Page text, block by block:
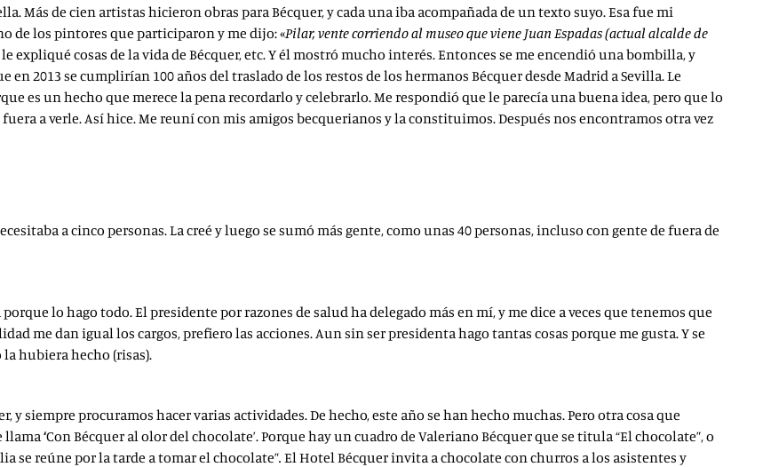
Más de cien artistas hicieron obras para Bécquer, y cada una iba acompañada de un texto suyo. Esa fue mi
de los pintores que participaron y me dijo: «Pilar, vente corriendo al museo que viene Juan Espadas (actual alcalde de
expliqué cosas de la vida de Bécquer, etc. Y él mostró mucho interés. Entonces se me encendió una bombilla, y
2013 se cumplirían 100 años del traslado de los restos de los hermanos Bécquer desde Madrid a Sevilla. Le
es un hecho que merece la pena recordarlo y celebrarlo. Me respondió que le parecía una buena idea, pero que lo
a verle. Así hice. Me reuní con mis amigos becquerianos y la constituimos. Después nos encontramos otra vez
a cinco personas. La creé y luego se sumó más gente, como unas 40 personas, incluso con gente de fuera de
lo hago todo. El presidente por razones de salud ha delegado más en mí, y me dice a veces que tenemos que
me dan igual los cargos, prefiero las acciones. Aun sin ser presidenta hago tantas cosas porque me gusta. Y se
hubiera hecho (risas).
y siempre procuramos hacer varias actividades. De hecho, este año se han hecho muchas. Pero otra cosa que
llama‘Con Bécquer al olor del chocolate’. Porque hay un cuadro de Valeriano Bécquer que se titula “El chocolate”, o
se reúne por la tarde a tomar el chocolate”. El Hotel Bécquer invita a chocolate con churros a los asistentes y